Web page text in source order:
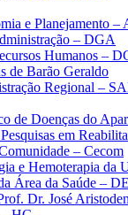
e Planejamento
– DGA
Humanos –
de Barão Geraldo
Regional –
de Doenças do
em
– Cecom
e Hemoterapia da
Área da Saúde –
Dr. José